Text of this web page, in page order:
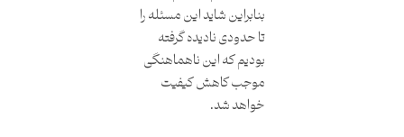
بنابراین شاید این مسئله را
تا حدودی نادیده گرفته
بودیم که این ناهماهنگی
موجب کاهش کیفیت
خواهد شد.